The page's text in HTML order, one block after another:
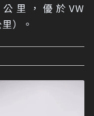
里，優於VW
）。